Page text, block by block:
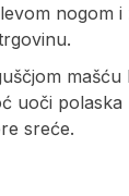
nogom
uoči polaska
sreće.